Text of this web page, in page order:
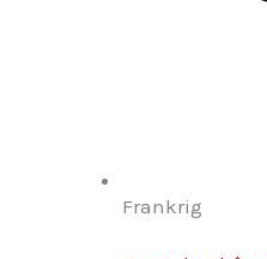
Frankrig